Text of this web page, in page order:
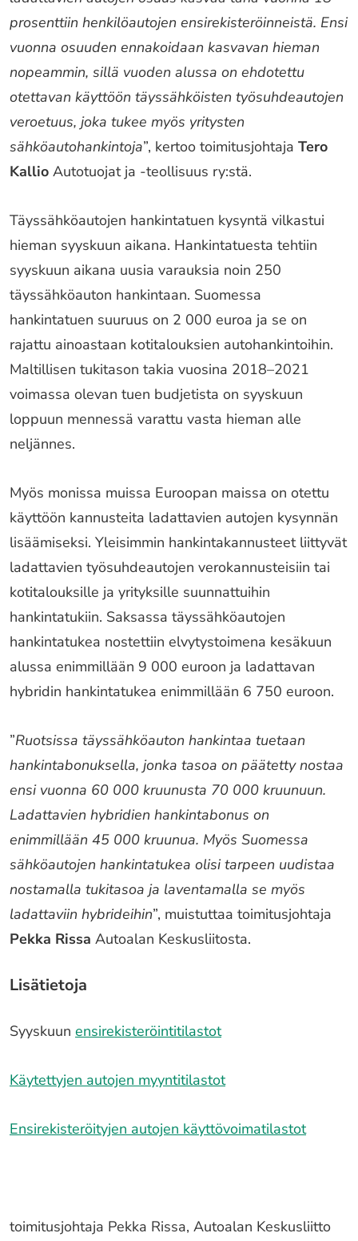
prosenttiin henkilöautojen ensirekisteröinneistä. Ensi
vuonna osuuden ennakoidaan kasvavan hieman
nopeammin, sillä vuoden alussa on ehdotettu
otettavan käyttöön täyssähköisten työsuhdeautojen
veroetuus, joka tukee myös yritysten
sähköautohankintoja”, kertoo toimitusjohtaja Tero
Kallio Autotuojat ja -teollisuus ry:stä.
Täyssähköautojen hankintatuen kysyntä vilkastui
hieman syyskuun aikana. Hankintatuesta tehtiin
syyskuun aikana uusia varauksia noin 250
täyssähköauton hankintaan. Suomessa
hankintatuen suuruus on 2 000 euroa ja se on
rajattu ainoastaan kotitalouksien autohankintoihin.
Maltillisen tukitason takia vuosina 2018­–2021
voimassa olevan tuen budjetista on syyskuun
loppuun mennessä varattu vasta hieman alle
neljännes.
Myös monissa muissa Euroopan maissa on otettu
käyttöön kannusteita ladattavien autojen kysynnän
lisäämiseksi. Yleisimmin hankintakannusteet liittyvät
ladattavien työsuhdeautojen verokannusteisiin tai
kotitalouksille ja yrityksille suunnattuihin
hankintatukiin. Saksassa täyssähköautojen
hankintatukea nostettiin elvytystoimena kesäkuun
alussa enimmillään 9 000 euroon ja ladattavan
hybridin hankintatukea enimmillään 6 750 euroon.
”Ruotsissa täyssähköauton hankintaa tuetaan
hankintabonuksella, jonka tasoa on päätetty nostaa
ensi vuonna 60 000 kruunusta 70 000 kruunuun.
Ladattavien hybridien hankintabonus on
enimmillään 45 000 kruunua. Myös Suomessa
sähköautojen hankintatukea olisi tarpeen uudistaa
nostamalla tukitasoa ja laventamalla se myös
ladattaviin hybrideihin”, muistuttaa toimitusjohtaja
Pekka Rissa Autoalan Keskusliitosta.
Lisätietoja
Syyskuun ensirekisteröintitilastot
Käytettyjen autojen myyntitilastot
Ensirekisteröityjen autojen käyttövoimatilastot
toimitusjohtaja Pekka Rissa, Autoalan Keskusliitto